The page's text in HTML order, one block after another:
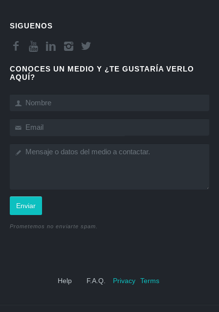
SIGUENOS
CONOCES UN MEDIO Y ¿TE GUSTARÍA VERLO
AQUÍ?
Enviar
Prometemos no enviarte spam.
Help F.A.Q. Privacy Terms